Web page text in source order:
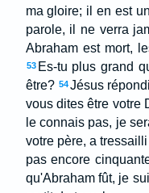
ma gloire; il en est
parole, il ne verra
Abraham est mort,
53 Es-tu plus grand
être? 54 Jésus
vous dites être votre
le connais pas, je
votre père, a
pas encore
qu'Abraham fût, je